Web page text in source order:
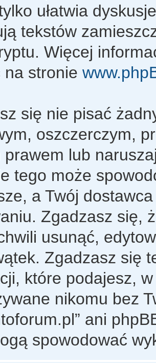
ułatwia
tekstów
Więcej
na stronie
się nie pisać
oszczerczym,
prawem lub
tego może
a Twój
Zgadzasz się,
usunąć,
Zgadzasz się
które podajesz,
nikomu bez
ani
spowodować